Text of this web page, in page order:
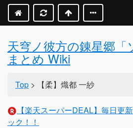
天穹ノ彼方の錬星郷「
まとめ Wiki
Top > 【柔】熾都 一紗
【楽天スーパーDEAL】毎日更
ック！！